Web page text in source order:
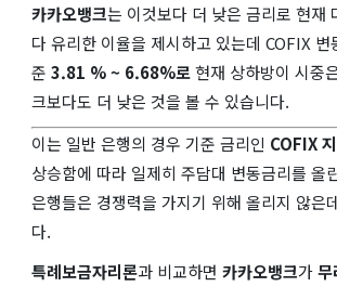
카카오뱅크는 이것보다 더 낮은 금리로 현재
다 유리한 이율을 제시하고 있는데 COFIX 변
준 3.81 % ~ 6.68%로현재 상하방이 시중
크보다도 더 낮은 것을 볼 수 있습니다.
이는 일반 은행의 경우 기준 금리인 COFIX
상승함에 따라 일제히 주담대 변동금리를 올
은행들은 경쟁력을 가지기 위해 올리지 않은
다.
특례보금자리론과 비교하면 카카오뱅크가